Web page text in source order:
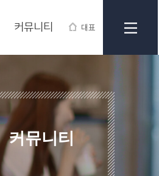
대표
커뮤니티
커뮤니티